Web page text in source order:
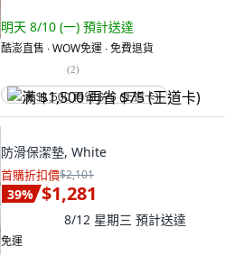
明天 8/10 (一) 預計送達
酷澎直售 ∙ WOW免運 ∙ 免費退貨
(2)
满 $1,500 再省 $75 (王道卡)
防滑保潔墊, White
首購折扣價$2,101
39% $1,281
8/12 星期三 預計送達
免運